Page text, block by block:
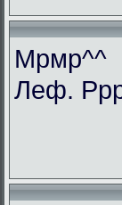
Мрмр^^
Леф.